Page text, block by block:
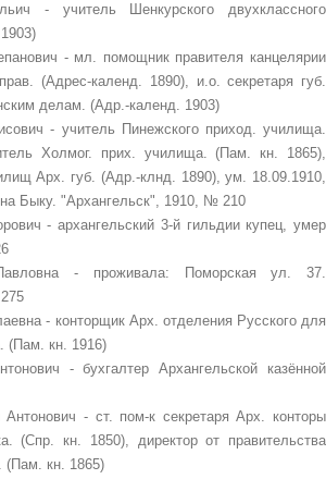
- учитель Шенкурского двухклассного
- мл. помощник правителя канцелярии
(Адрес-календ. 1890), и.о. секретаря губ.
делам. (Адр.-календ. 1903)
- учитель Пинежского приход. училища.
Холмог. прих. училища. (Пам. кн. 1865),
Арх. губ. (Адр.-клнд. 1890), ум. 18.09.1910,
Быку. "Архангельск", 1910, № 210
- архангельский 3-й гильдии купец, умер
- проживала: Поморская ул. 37.
- конторщик Арх. отделения Русского для
(Пам. кн. 1916)
- бухгалтер Архангельской казённой
- ст. пом-к секретаря Арх. конторы
(Спр. кн. 1850), директор от правительства
(Пам. кн. 1865)